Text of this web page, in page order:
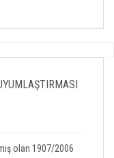
olan 1907/2006